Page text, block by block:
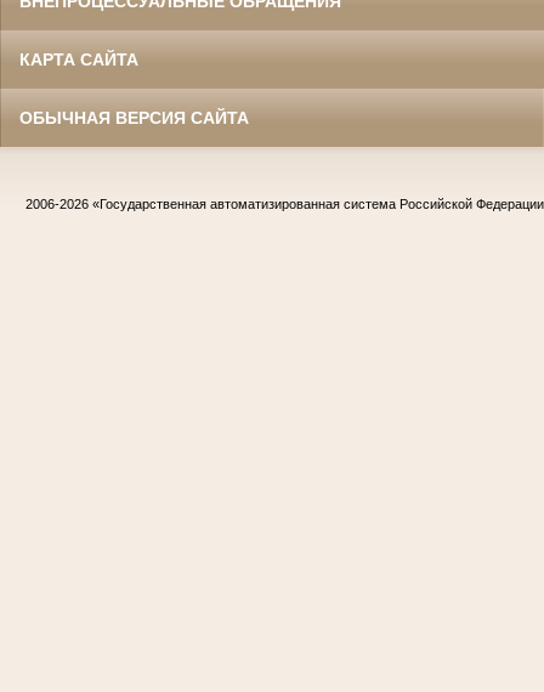
КАРТА САЙТА
ОБЫЧНАЯ ВЕРСИЯ САЙТА
2006-2026 «Государственная автоматизированная система Российской